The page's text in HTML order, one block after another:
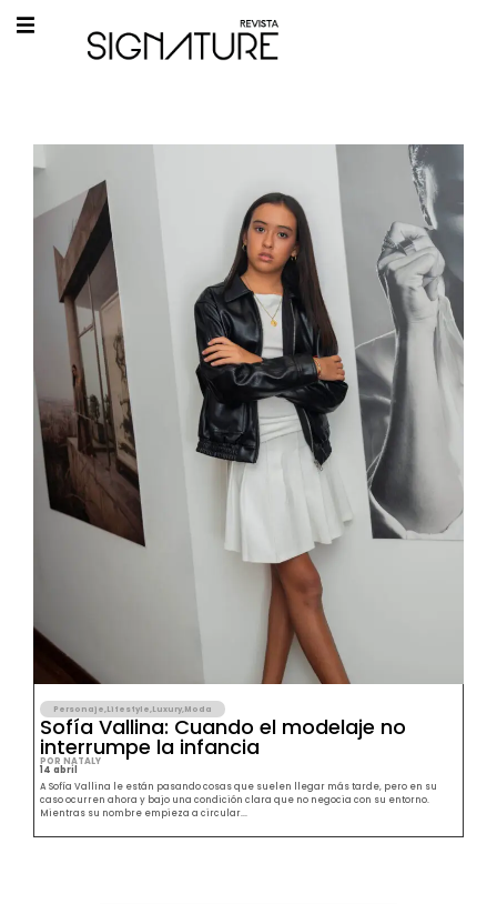
Personaje,Lifestyle,Luxury,Moda
Sofía Vallina: Cuando el modelaje no
interrumpe la infancia
POR NATALY
14 abril
A Sofía Vallina le están pasando cosas que suelen llegar más tarde, pero en su
caso ocurren ahora y bajo una condición clara que no negocia con su entorno.
Mientras su nombre empieza a circular...